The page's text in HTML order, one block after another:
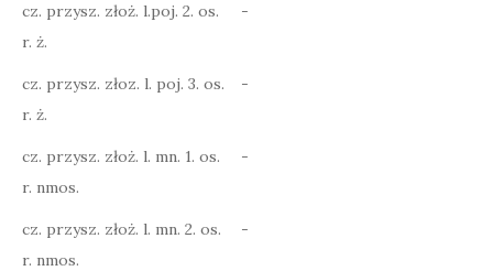
cz. przysz. złoż. l.poj. 2. os.
r. ż.
-
cz. przysz. złoz. l. poj. 3. os.
r. ż.
-
cz. przysz. złoż. l. mn. 1. os.
r. nmos.
-
cz. przysz. złoż. l. mn. 2. os.
r. nmos.
-